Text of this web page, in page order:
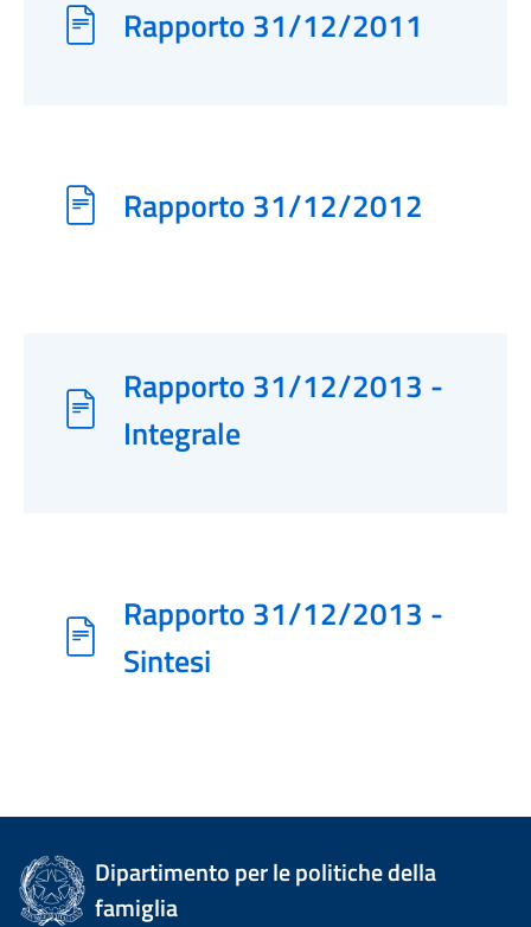
Rapporto 31/12/2011
Rapporto 31/12/2012
Rapporto 31/12/2013 -
Integrale
Rapporto 31/12/2013 -
Sintesi
Dipartimento per le politiche della
famiglia